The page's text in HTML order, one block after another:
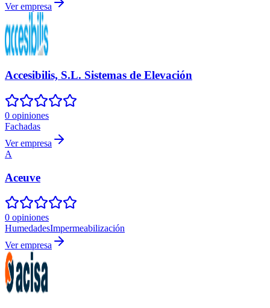
Ver empresa
Accesibilis, S.L. Sistemas de Elevación
0 opiniones
Fachadas
Ver empresa
A
Aceuve
0 opiniones
HumedadesImpermeabilización
Ver empresa